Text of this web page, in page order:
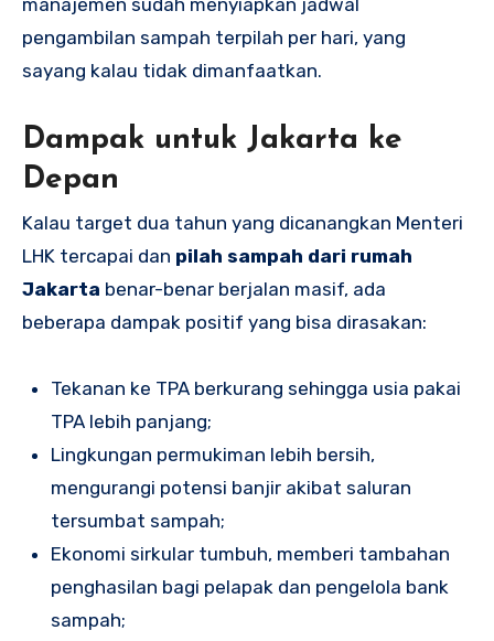
pengambilan sampah terpilah per hari, yang
sayang kalau tidak dimanfaatkan.
Dampak untuk Jakarta ke
Depan
Kalau target dua tahun yang dicanangkan Menteri
LHK tercapai dan pilah sampah dari rumah
Jakarta benar-benar berjalan masif, ada
beberapa dampak positif yang bisa dirasakan:
Tekanan ke TPA berkurang sehingga usia pakai
TPA lebih panjang;
Lingkungan permukiman lebih bersih,
mengurangi potensi banjir akibat saluran
tersumbat sampah;
Ekonomi sirkular tumbuh, memberi tambahan
penghasilan bagi pelapak dan pengelola bank
sampah;